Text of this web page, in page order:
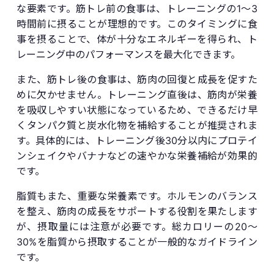
な要素です。筋トレ前の食事は、トレーニングの1〜3
時間前に摂ることが理想的です。このタイミングに食
事を摂ることで、体が十分なエネルギーを得られ、ト
レーニング中のパフォーマンスを最大化できます。
また、筋トレ後の食事は、筋肉の回復と成長を促すた
めに欠かせません。トレーニング直後は、筋肉が栄養
を吸収しやすい状態になっているため、できるだけ早
くタンパク質と炭水化物を補給することが推奨されま
す。具体的には、トレーニング後30分以内にプロテイ
ンシェイクやバナナなどの速やかな栄養補給が効果的
です。
脂質もまた、重要な栄養素です。ホルモンのバランス
を整え、筋肉の成長をサポートする役割を果たします
が、摂取量には注意が必要です。総カロリーの20〜
30%を脂質から摂取することが一般的なガイドライン
です。